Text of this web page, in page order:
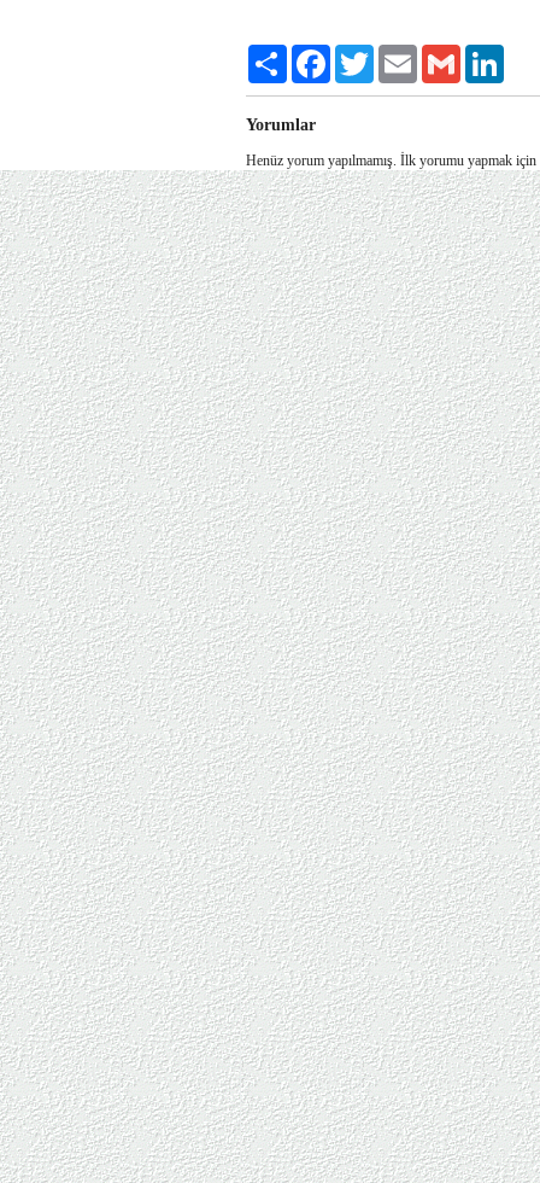
Share FacebookTwitter Email Gmail
Yorumlar
Henüz yorum yapılmamış. İlk yorumu yapmak için